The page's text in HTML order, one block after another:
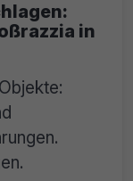
in